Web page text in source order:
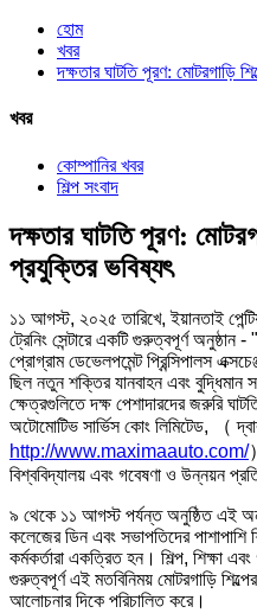
হোম
খবর
দক্ষতার ঘাটতি পূরণ: মোটরগাড়ি
খবর
কোম্পানির খবর
শিল্প সংবাদ
দক্ষতার ঘাটতি পূরণ:
প্রযুক্তির ভবিষ্যৎ
১১ আগস্ট, ২০২৫ তারিখে, ইয়ানতাই
ট্রেনিং সেন্টারে একটি গুরুত্বপূর্ণ অনুষ্ঠান
প্রোগ্রাম ডেভেলপমেন্ট প্রিন্সিপালস
ছিল নতুন শক্তির যানবাহন এবং বুদ্ধিমান
ক্ষেত্রগুলিতে দক্ষ পেশাদারদের জরুরি
অটোমোটিভ সার্ভিস কোং লিমিটেড, （
http://www.maximaauto.com/
বিশ্ববিদ্যালয় এবং গবেষণা ও উন্নয়ন
৯ থেকে ১১ আগস্ট পর্যন্ত অনুষ্ঠিত এই
কলেজের ডিন এবং সভাপতিদের পাশাপাশি
কর্মকর্তারা একত্রিত হন। শিল্প, শিক্ষা
গুরুত্বপূর্ণ এই মতবিনিময় মোটরগাড়ি
আলোচনার দিকে পরিচালিত করে।